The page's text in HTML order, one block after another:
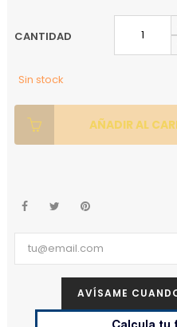
CANTIDAD
Sin stock
AÑADIR AL
AVÍSAME